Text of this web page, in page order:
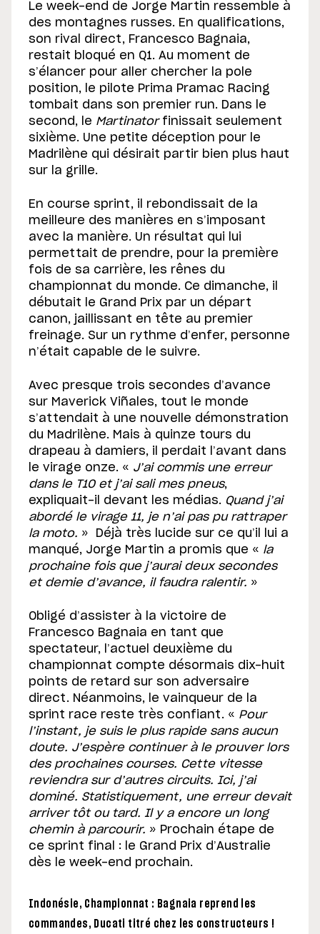
Le week-end de Jorge Martin ressemble à
des montagnes russes. En qualifications,
son rival direct, Francesco Bagnaia,
restait bloqué en Q1. Au moment de
s’élancer pour aller chercher la pole
position, le pilote Prima Pramac Racing
tombait dans son premier run. Dans le
second, le Martinator finissait seulement
sixième. Une petite déception pour le
Madrilène qui désirait partir bien plus haut
sur la grille.
En course sprint, il rebondissait de la
meilleure des manières en s’imposant
avec la manière. Un résultat qui lui
permettait de prendre, pour la première
fois de sa carrière, les rênes du
championnat du monde. Ce dimanche, il
débutait le Grand Prix par un départ
canon, jaillissant en tête au premier
freinage. Sur un rythme d’enfer, personne
n’était capable de le suivre.
Avec presque trois secondes d’avance
sur Maverick Viñales, tout le monde
s’attendait à une nouvelle démonstration
du Madrilène. Mais à quinze tours du
drapeau à damiers, il perdait l’avant dans
le virage onze. « J’ai commis une erreur
dans le T10 et j’ai sali mes pneus,
expliquait-il devant les médias. Quand j’ai
abordé le virage 11, je n’ai pas pu rattraper
la moto. » Déjà très lucide sur ce qu’il lui a
manqué, Jorge Martin a promis que « la
prochaine fois que j’aurai deux secondes
et demie d’avance, il faudra ralentir. »
Obligé d’assister à la victoire de
Francesco Bagnaia en tant que
spectateur, l’actuel deuxième du
championnat compte désormais dix-huit
points de retard sur son adversaire
direct. Néanmoins, le vainqueur de la
sprint race reste très confiant. « Pour
l’instant, je suis le plus rapide sans aucun
doute. J’espère continuer à le prouver lors
des prochaines courses. Cette vitesse
reviendra sur d’autres circuits. Ici, j’ai
dominé. Statistiquement, une erreur devait
arriver tôt ou tard. Il y a encore un long
chemin à parcourir. » Prochain étape de
ce sprint final : le Grand Prix d’Australie
dès le week-end prochain.
Indonésie, Championnat : Bagnaia reprend les
commandes, Ducati titré chez les constructeurs !